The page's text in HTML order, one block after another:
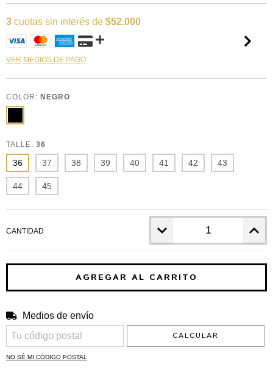
3 cuotas sin interés de $52.000
VER MEDIOS DE PAGO
COLOR: NEGRO
TALLE: 36
36 37 38 39 40 41 42 43
44 45
CANTIDAD
Entregas para el CP:
Medios de envío
CALCULAR
NO SÉ MI CÓDIGO POSTAL